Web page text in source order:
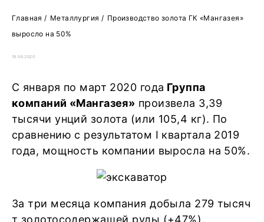
Главная / Металлургия / Производство золота ГК «Мангазея»
выросло на 50%
18.06.2020
С января по март 2020 года Группа
компаний «Мангазея» произвела 3,39
тысячи унций золота (или 105,4 кг). По
сравнению с результатом I квартала 2019
года, мощность компании выросла на 50%.
За три месяца компания добыла 279 тысяч
т золотосодержащей руды (+47%).